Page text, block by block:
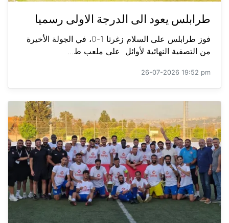
طرابلس يعود الى الدرجة الاولى رسميا
فوز طرابلس على السلام زغرتا 1-0، في الجولة الأخيرة
من التصفية النهائية لأوائل على ملعب ط...
26-07-2026 19:52 pm